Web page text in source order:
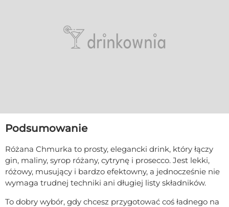
Podsumowanie
Różana Chmurka to prosty, elegancki drink, który łączy
gin, maliny, syrop różany, cytrynę i prosecco. Jest lekki,
różowy, musujący i bardzo efektowny, a jednocześnie nie
wymaga trudnej techniki ani długiej listy składników.
To dobry wybór, gdy chcesz przygotować coś ładnego na